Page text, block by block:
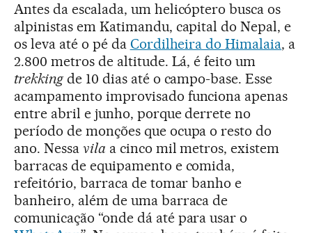
Antes da escalada, um helicóptero busca os
alpinistas em Katimandu, capital do Nepal, e
os leva até o pé da Cordilheira do Himalaia, a
2.800 metros de altitude. Lá, é feito um
trekkingde 10 dias até o campo-base. Esse
acampamento improvisado funciona apenas
entre abril e junho, porque derrete no
período de monções que ocupa o resto do
ano. Nessa vila a cinco mil metros, existem
barracas de equipamento e comida,
refeitório, barraca de tomar banho e
banheiro, além de uma barraca de
comunicação “onde dá até para usar o